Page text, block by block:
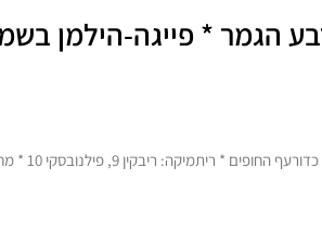
ברבע הגמר * פייגה-הילמן
9, פילנובסקי 10 * מחר מצקין בחץ וקשת * פז